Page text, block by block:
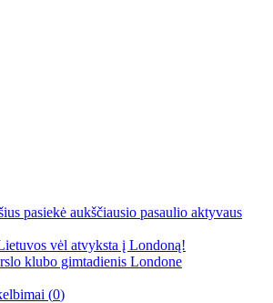
pasiekė aukščiausio pasaulio aktyvaus
vėl atvyksta į Londoną!
klubo gimtadienis Londone
(0)